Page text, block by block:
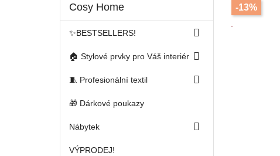
Cosy Home
✨BESTSELLERS! 
🏠 Stylové prvky pro Váš interiér 
🧵 Profesionální textil 
🎁 Dárkové poukazy
Nábytek 
VÝPRODEJ!
-13%